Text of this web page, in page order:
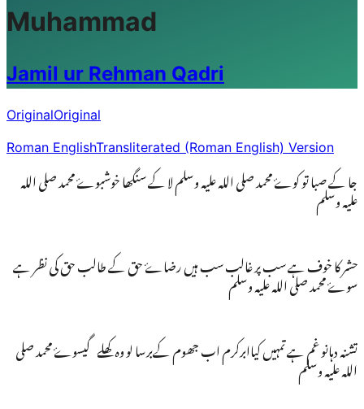
Muhammad
Jamil ur Rehman Qadri
OriginalOriginal
Roman EnglishTransliterated (Roman English) Version
جا کے صبا تو کوۓ محمد صلی اللہ علیہ وسلم لا کے سنگھا خوشبوۓ محمد صلی اللہ
علیہ وسلم
حشر کا خوف ہے سب پر غالب سب ہیں رضاۓ حق کے طالب حق کی نظر ہے
سوۓ محمد صلی اللہ علیہ وسلم
تشنہ دہانو غم ہے تمہیں کیاابرکرم اب جھوم کےبرسا لو وہ کھلے گیسوۓ محمد صلی
اللہ علیہ وسلم